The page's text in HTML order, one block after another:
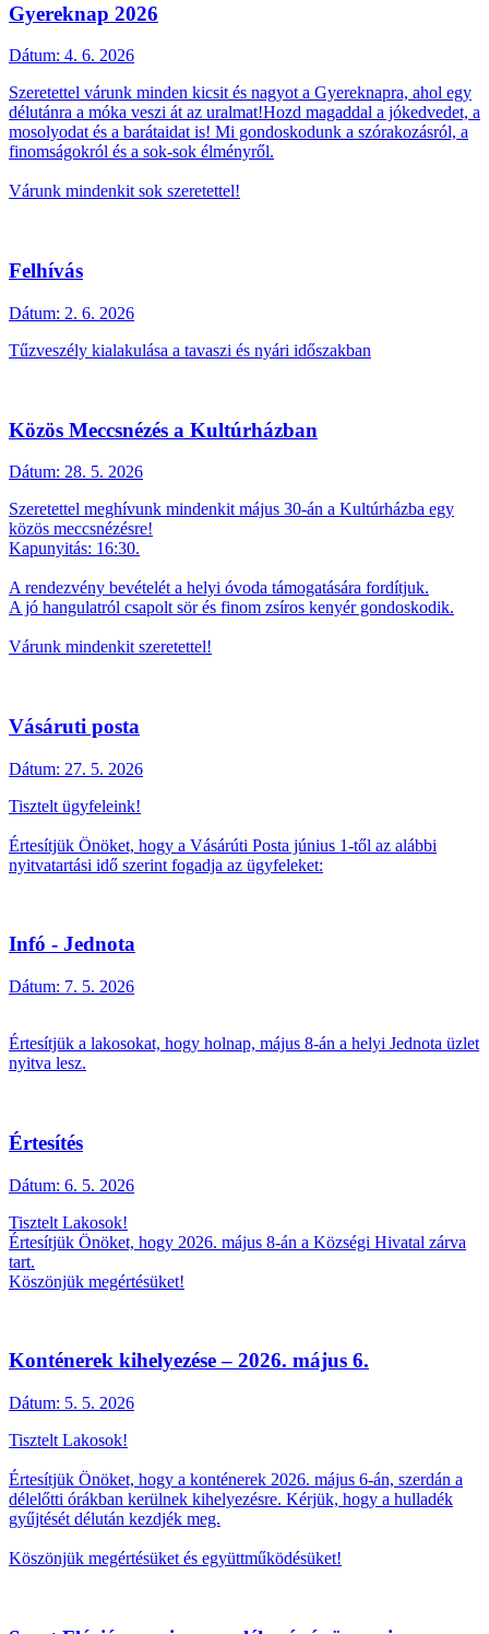
Gyereknap 2026
Dátum: 4. 6. 2026
Szeretettel várunk minden kicsit és nagyot a Gyereknapra, ahol egy
délutánra a móka veszi át az uralmat!Hozd magaddal a jókedvedet, a
mosolyodat és a barátaidat is! Mi gondoskodunk a szórakozásról, a
finomságokról és a sok-sok élményről.
Várunk mindenkit sok szeretettel!
Felhívás
Dátum: 2. 6. 2026
Tűzveszély kialakulása a tavaszi és nyári időszakban
Közös Meccsnézés a Kultúrházban
Dátum: 28. 5. 2026
Szeretettel meghívunk mindenkit május 30-án a Kultúrházba egy
közös meccsnézésre!
Kapunyitás: 16:30.
A rendezvény bevételét a helyi óvoda támogatására fordítjuk.
A jó hangulatról csapolt sör és finom zsíros kenyér gondoskodik.
Várunk mindenkit szeretettel!
Vásáruti posta
Dátum: 27. 5. 2026
Tisztelt ügyfeleink!
Értesítjük Önöket, hogy a Vásárúti Posta június 1-től az alábbi
nyitvatartási idő szerint fogadja az ügyfeleket:
Infó - Jednota
Dátum: 7. 5. 2026
Értesítjük a lakosokat, hogy holnap, május 8-án a helyi Jednota üzlet
nyitva lesz.
Értesítés
Dátum: 6. 5. 2026
Tisztelt Lakosok!
Értesítjük Önöket, hogy 2026. május 8-án a Községi Hivatal zárva
tart.
Köszönjük megértésüket!
Konténerek kihelyezése – 2026. május 6.
Dátum: 5. 5. 2026
Tisztelt Lakosok!
Értesítjük Önöket, hogy a konténerek 2026. május 6-án, szerdán a
délelőtti órákban kerülnek kihelyezésre. Kérjük, hogy a hulladék
gyűjtését délután kezdjék meg.
Köszönjük megértésüket és együttműködésüket!